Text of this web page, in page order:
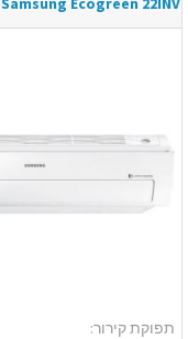
תפוקת קירור: